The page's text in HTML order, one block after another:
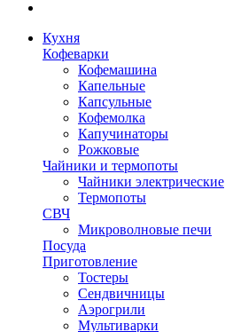
Кухня
Кофеварки
Кофемашина
Капельные
Капсульные
Кофемолка
Капучинаторы
Рожковые
Чайники и термопоты
Чайники электрические
Термопоты
СВЧ
Микроволновые печи
Посуда
Приготовление
Тостеры
Сендвичницы
Аэрогрили
Мультиварки